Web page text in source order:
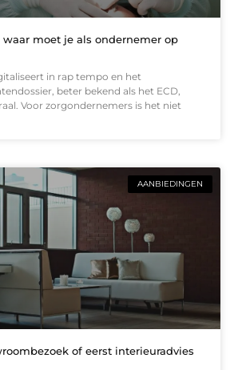
waar moet je als ondernemer op
in rap tempo en het
beter bekend als het ECD,
Voor zorgondernemers is het niet
AANBIEDINGEN
of eerst interieuradvies